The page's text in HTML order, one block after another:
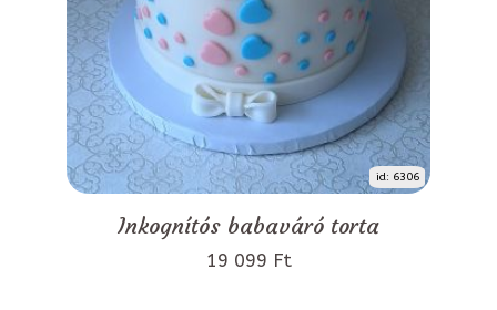
id: 6306
Inkognítós babaváró torta
19 099 Ft